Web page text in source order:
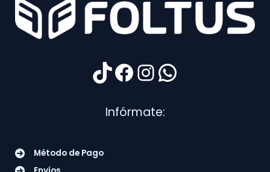
TikTok
Facebook
Instagram
WhatsApp
Infórmate:
Método de Pago